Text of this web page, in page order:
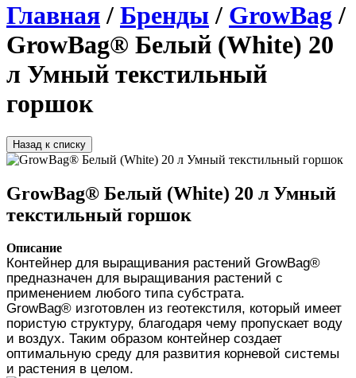
Главная/ Бренды/ GrowBag/
GrowBag® Белый (White) 20
л Умный текстильный
горшок
Назад к списку
GrowBag® Белый (White) 20 л Умный
текстильный горшок
Описание
Контейнер для выращивания растений GrowBag®
предназначен для выращивания растений с
применением любого типа субстрата.
GrowBag® изготовлен из геотекстиля, который имеет
пористую структуру, благодаря чему пропускает воду
и воздух. Таким образом контейнер создает
оптимальную среду для развития корневой системы
и растения в целом.